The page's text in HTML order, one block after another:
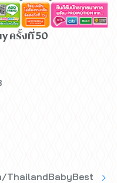
ครั้งที่ 50
ThailandBabyBest